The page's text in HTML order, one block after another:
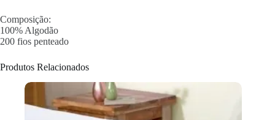
Composição:
100% Algodão
200 fios penteado
Produtos Relacionados